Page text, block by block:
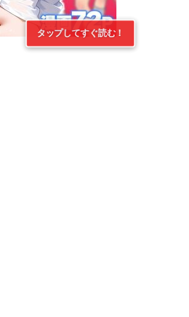
タップしてすぐ読む！